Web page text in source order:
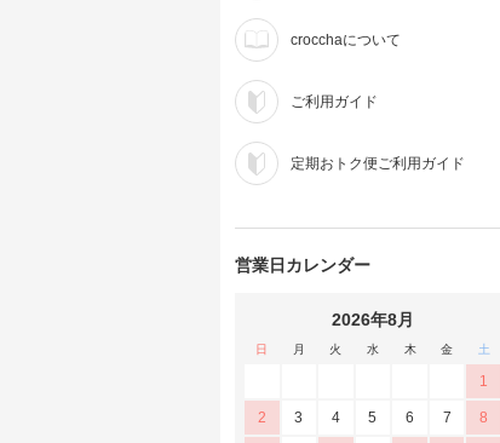
crocchaについて
ご利用ガイド
定期おトク便ご利用ガイド
営業日カレンダー
2026年8月
日 月 火 水 木 金 土
1
2 3 4 5 6 7 8